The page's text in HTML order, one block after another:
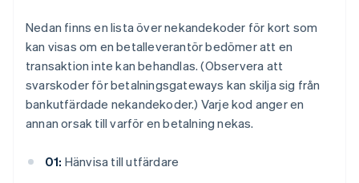
Nedan finns en lista över nekandekoder för kort som
kan visas om en betalleverantör bedömer att en
transaktion inte kan behandlas. (Observera att
svarskoder för betalningsgateways kan skilja sig från
bankutfärdade nekandekoder.) Varje kod anger en
annan orsak till varför en betalning nekas.
01: Hänvisa till utfärdare